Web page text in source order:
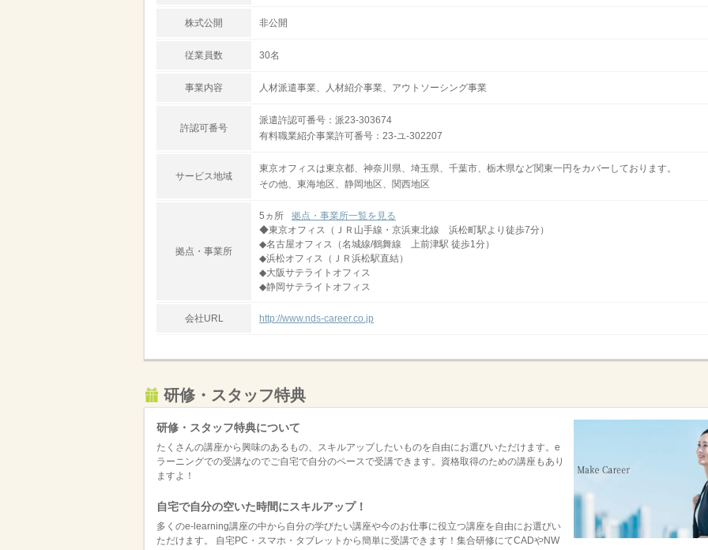
株式公開 非公開
従業員数 30名
事業内容 人材派遣事業、人材紹介事業、アウトソーシング事業
許認可番号
派遣許認可番号：派23-303674
有料職業紹介事業許可番号：23-ユ-302207
サービス地域
東京オフィスは東京都、神奈川県、埼玉県、千葉市、栃木県など関東一円をカバーしております。
その他、東海地区、静岡地区、関西地区
拠点・事業所
5ヵ所
拠点・事業所一覧を見る
◆東京オフィス（ＪＲ山手線・京浜東北線 浜松町駅より徒歩7分）
◆名古屋オフィス（名城線/鶴舞線 上前津駅 徒歩1分）
◆浜松オフィス（ＪＲ浜松駅直結）
◆大阪サテライトオフィス
◆静岡サテライトオフィス
会社URL http://www.nds-career.co.jp
研修・スタッフ特典
研修・スタッフ特典について
たくさんの講座から興味のあるもの、スキルアップしたいものを自由にお選びいただけます。e
ラーニングでの受講なのでご自宅で自分のペースで受講できます。資格取得のための講座もあり
ますよ！
自宅で自分の空いた時間にスキルアップ！
多くのe-learning講座の中から自分の学びたい講座や今のお仕事に役立つ講座を自由にお選びい
ただけます。 自宅PC・スマホ・タブレットから簡単に受講できます！集合研修にてCADやNW